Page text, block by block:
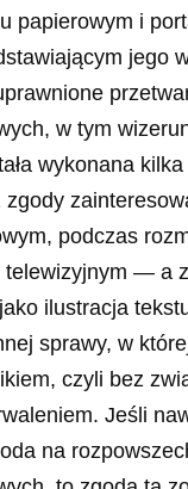
papierowym i
jego
w tym
wykonana
podczas
— a
ilustracja
sprawy, w
czyli bez
Jeśli
na